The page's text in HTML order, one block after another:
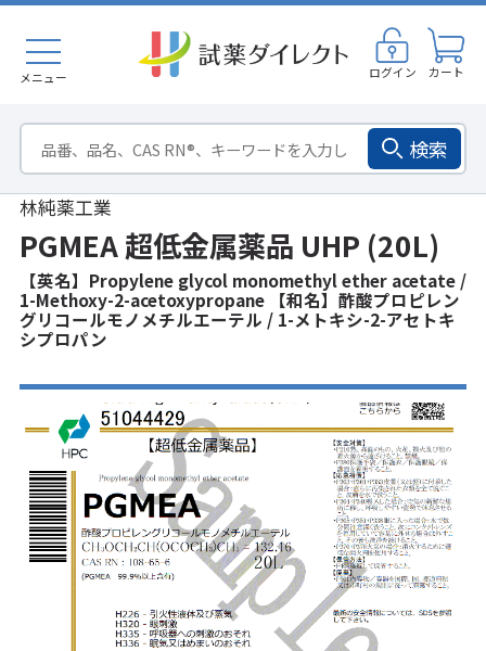
メニュー ログイン カート
検索
林純薬工業
PGMEA 超低金属薬品 UHP (20L)
【英名】Propylene glycol monomethyl ether acetate /
1-Methoxy-2-acetoxypropane 【和名】酢酸プロピレン
グリコールモノメチルエーテル / 1-メトキシ-2-アセトキ
シプロパン